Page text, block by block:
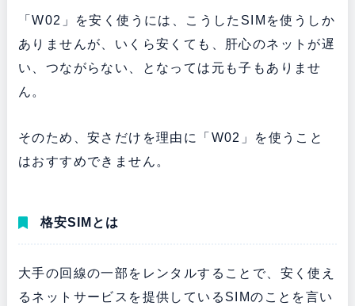
「W02」を安く使うには、こうしたSIMを使うしか
ありませんが、いくら安くても、肝心のネットが遅
い、つながらない、となっては元も子もありませ
ん。
そのため、安さだけを理由に「W02」を使うこと
はおすすめできません。
格安SIMとは
大手の回線の一部をレンタルすることで、安く使え
るネットサービスを提供しているSIMのことを言い